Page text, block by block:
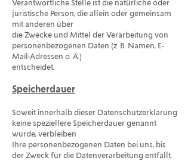
Verantwortliche Stelle ist die natürliche oder
juristische Person, die allein oder gemeinsam
mit anderen über
die Zwecke und Mittel der Verarbeitung von
personenbezogenen Daten (z. B. Namen, E-
Mail-Adressen o. Ä.)
entscheidet.
Speicherdauer
Soweit innerhalb dieser Datenschutzerklärung
keine speziellere Speicherdauer genannt
wurde, verbleiben
Ihre personenbezogenen Daten bei uns, bis
der Zweck für die Datenverarbeitung entfällt.